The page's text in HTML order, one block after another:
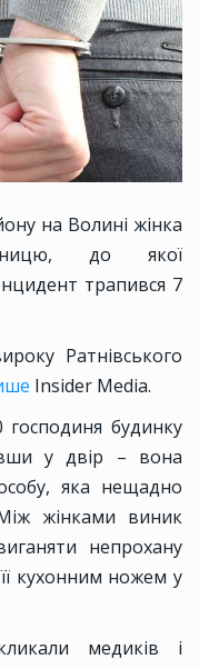
на Волині жінка
до якої
трапився 7
Ратнівського
Insider Media.
будинку
у двір – вона
яка нещадно
жінками виник
непрохану
кухонним ножем у
медиків і